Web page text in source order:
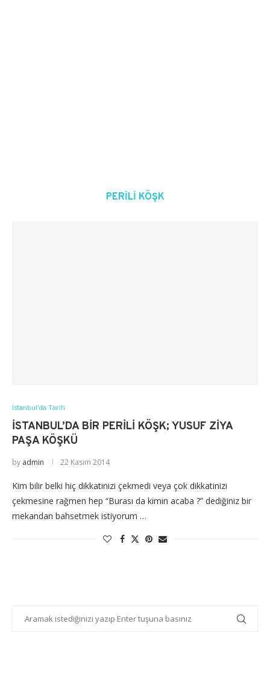
PERILI KÖŞK
İstanbul'da Tarih
İSTANBUL’DA BIR PERILI KÖŞK; YUSUF ZIYA
PAŞA KÖŞKÜ
by admin 22 Kasım 2014
Kim bilir belki hiç dikkatinizi çekmedi veya çok dikkatinizi
çekmesine rağmen hep “Burası da kimin acaba ?” dediğiniz bir
mekandan bahsetmek istiyorum …